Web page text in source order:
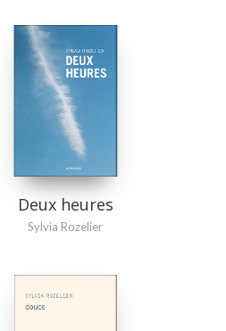
Deux heures
Sylvia Rozelier